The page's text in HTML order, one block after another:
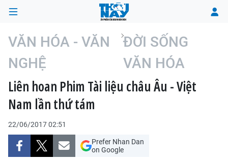
TRANG CHỦ
THỜI SỰ
XÃ HỘI
VĂN HÓA - VĂN
NGHỆ
ĐỜI SỐNG
VĂN HÓA
Liên hoan Phim Tài liệu châu Âu - Việt
Nam lần thứ tám
22/06/2017 02:51
Prefer Nhan Dan
on Google